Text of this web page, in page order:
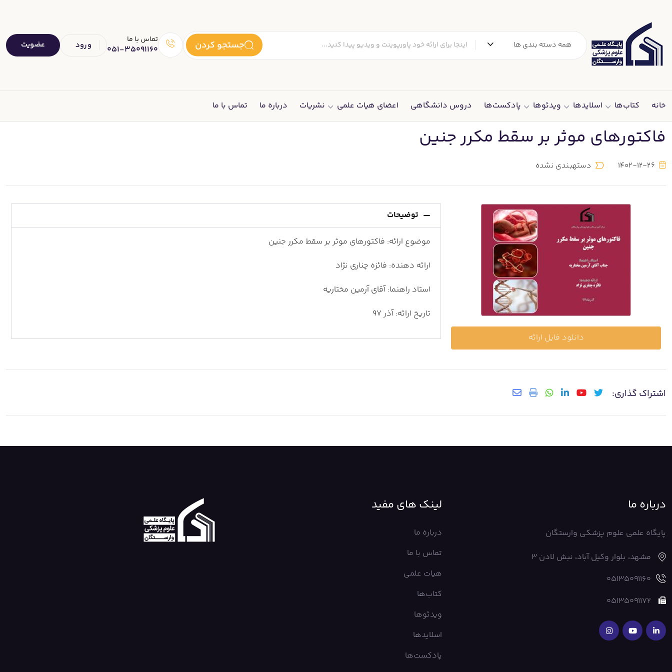
همه دسته بندی ها جستجو کردن تماس با ما
051-35091160 ورود عضویت
خانه کتاب‌ها اسلایدها ویدئوها پادکست‌ها دروس دانشگاهی اعضای هیات علمی نشریات درباره ما تماس با ما
فاکتورهای موثر بر سقط مکرر جنین
1402-12-26 دستهبندی نشده
دانلود فایل ارائه
توضیحات
موضوع ارائه: فاکتورهای موثر بر سقط مکرر جنین
ارائه دهنده: فائزه چناری نژاد
استاد راهنما: آقای آرمین مختاریه
تاریخ ارائه: آذر 97
اشتراک گذاری:
درباره ما
پایگاه علمی علوم پزشکی وارستگان
مشهد، بلوار وکیل آباد، نبش لادن 3
05135091160
05135091172
لینک های مفید
درباره ما
تماس با ما
هیات علمی
کتاب‌ها
ویدئوها
اسلایدها
پادکست‌ها